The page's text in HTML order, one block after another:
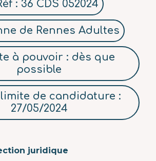
: 36 CDS 052024
de Rennes Adultes
à pouvoir : dès que
possible
limite de candidature :
27/05/2024
juridique